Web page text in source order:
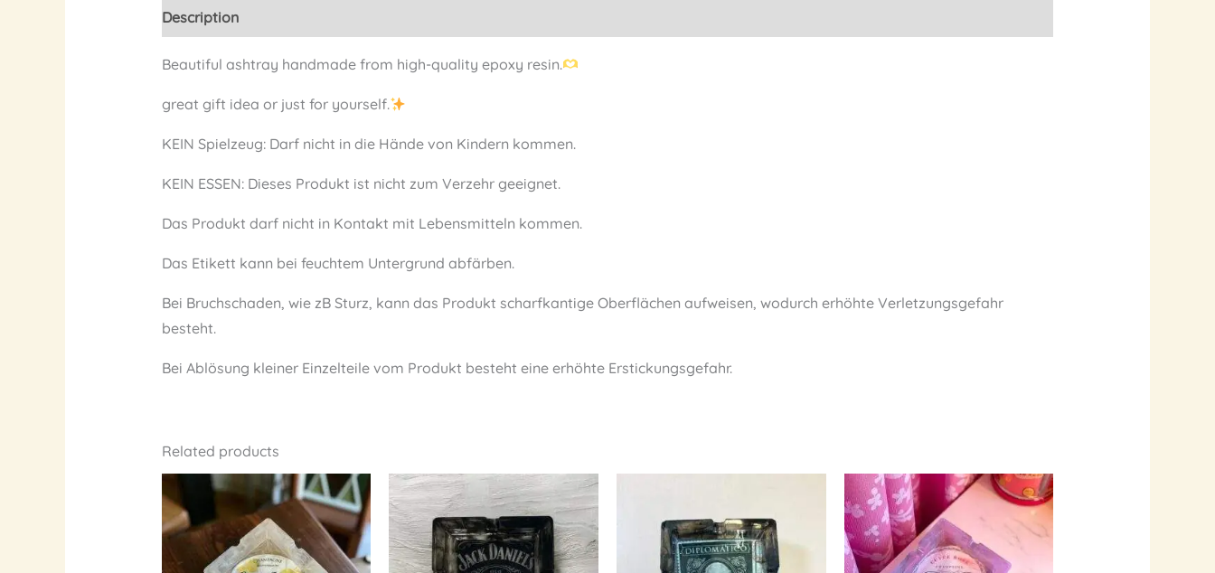
Description
Beautiful ashtray handmade from high-quality epoxy resin.
great gift idea or just for yourself.
KEIN Spielzeug: Darf nicht in die Hände von Kindern kommen.
KEIN ESSEN: Dieses Produkt ist nicht zum Verzehr geeignet.
Das Produkt darf nicht in Kontakt mit Lebensmitteln kommen.
Das Etikett kann bei feuchtem Untergrund abfärben.
Bei Bruchschaden, wie zB Sturz, kann das Produkt scharfkantige Oberflächen aufweisen, wodurch erhöhte Verletzungsgefahr
besteht.
Bei Ablösung kleiner Einzelteile vom Produkt besteht eine erhöhte Erstickungsgefahr.
Related products